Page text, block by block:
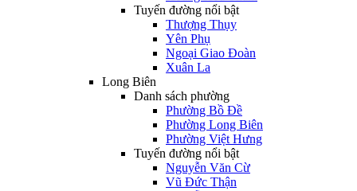
Tuyến đường nổi bật
Thượng Thụy
Yên Phụ
Ngoại Giao Đoàn
Xuân La
Long Biên
Danh sách phường
Phường Bồ Đề
Phường Long Biên
Phường Việt Hưng
Tuyến đường nổi bật
Nguyễn Văn Cừ
Vũ Đức Thận